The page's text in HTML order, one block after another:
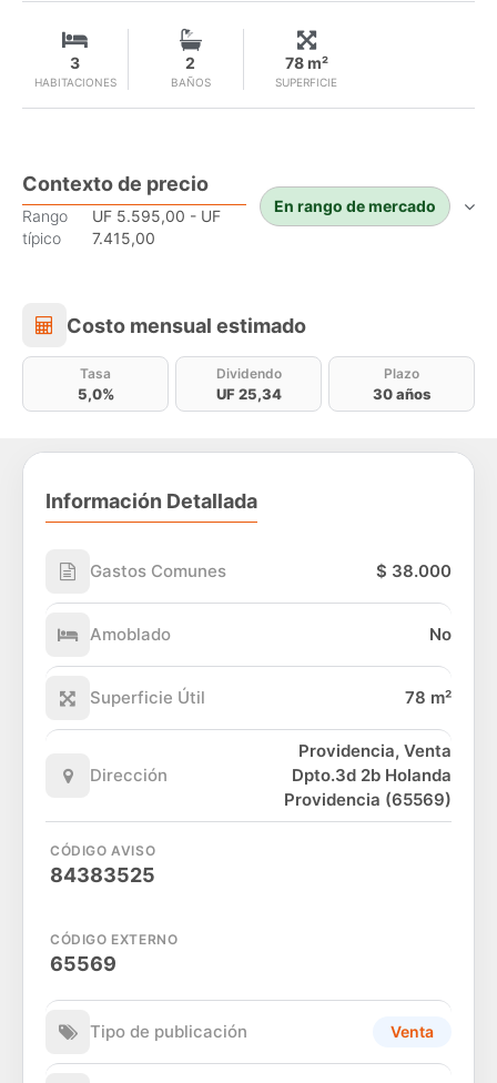
HABITACIONES
3
BAÑOS
2
SUPERFICIE
78 m²
Contexto de precio
Rango
típico
UF 5.595,00 - UF
7.415,00
En rango de mercado
Costo mensual estimado
Costo mensual estimado
Tasa
5,0%
Dividendo
UF 25,34
Plazo
30 años
Información Detallada
Gastos Comunes $ 38.000
Amoblado No
Superficie Útil 78 m²
Dirección
Providencia, Venta
Dpto.3d 2b Holanda
Providencia (65569)
CÓDIGO AVISO
84383525
CÓDIGO EXTERNO
65569
Tipo de publicación Venta